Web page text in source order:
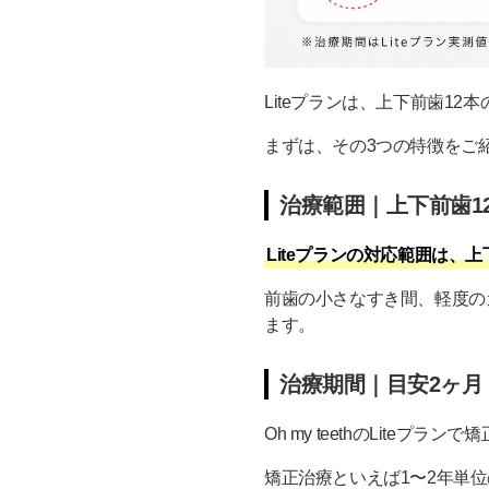
Liteプランは、上下前歯12
まずは、その3つの特徴をご
治療範囲｜上下前歯
Liteプランの対応範囲は、
前歯の小さなすき間、軽度
ます。
治療期間｜目安2ヶ月
Oh my teethのLiteプランで矯
矯正治療といえば1〜2年単